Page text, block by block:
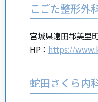
こごた整形外
宮城県遠田郡美里
HP： https://
蛇田さくら内